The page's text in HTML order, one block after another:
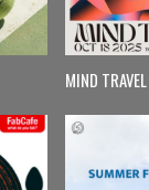
MIND TRAVEL